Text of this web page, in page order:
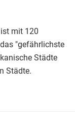
mit 120
"gefährlichste
Städte
Städte.